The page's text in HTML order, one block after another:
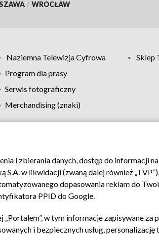
/ WROCŁAW
Naziemna Telewizja Cyfrowa
Sklep
Program dla prasy
Serwis fotograficzny
Merchandising (znaki)
Biuro reklamy Kontakt
i zbierania danych, dostęp do informacji
w likwidacji (zwaną dalej również „TVP”),
dopasowania reklam do
PPID do Google.
„Portalem”, w tym informacje zapisywane za
i bezpiecznych usług, personalizację